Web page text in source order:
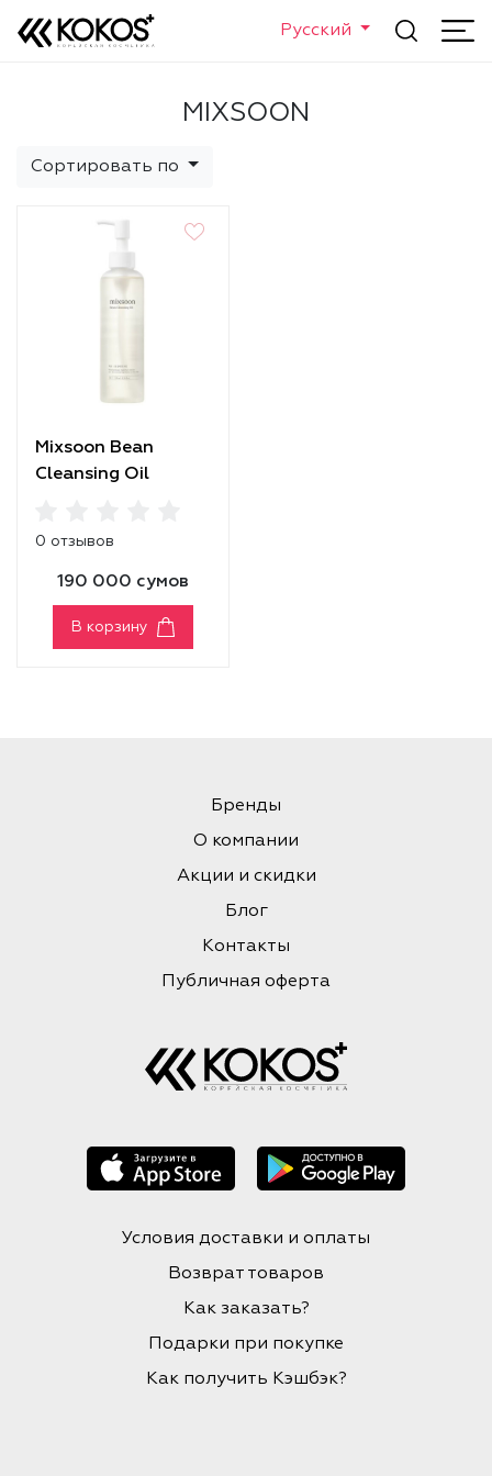
Русский
MIXSOON
Сортировать по
Mixsoon Bean
Cleansing Oil
0 отзывов
190 000 сумов
В корзину
Бренды
О компании
Акции и скидки
Блог
Контакты
Публичная оферта
Условия доставки и оплаты
Возврат товаров
Как заказать?
Подарки при покупке
Как получить Кэшбэк?